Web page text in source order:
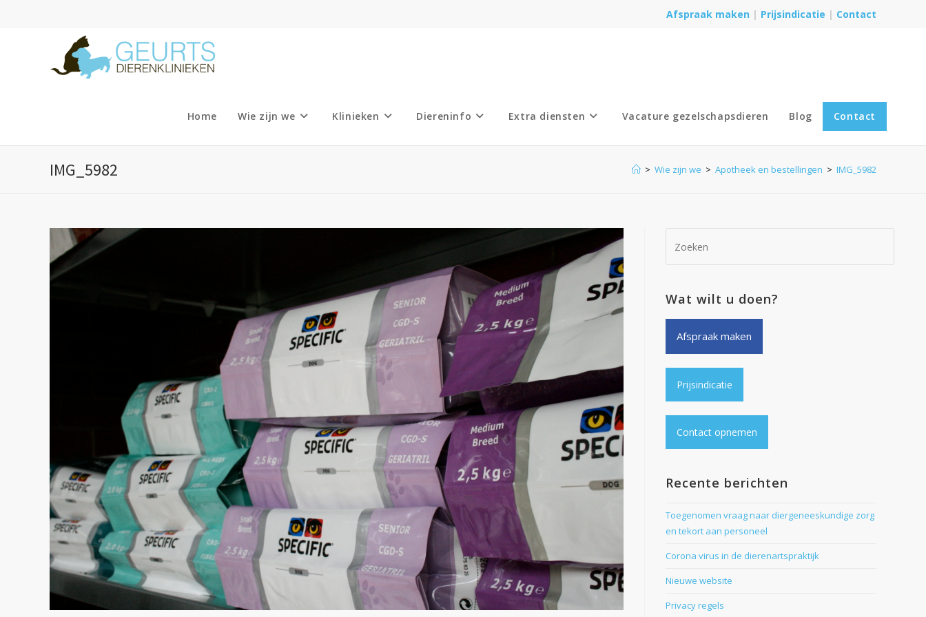
Afspraak maken | Prijsindicatie | Contact
Home Wie zijn we Klinieken Diereninfo Extra diensten Vacature gezelschapsdieren Blog Contact
IMG_5982 > Wie zijn we > Apotheek en bestellingen > IMG_5982
Wat wilt u doen?
Afspraak maken
Prijsindicatie
Contact opnemen
Recente berichten
Toegenomen vraag naar diergeneeskundige zorg
en tekort aan personeel
Corona virus in de dierenartspraktijk
Nieuwe website
Privacy regels